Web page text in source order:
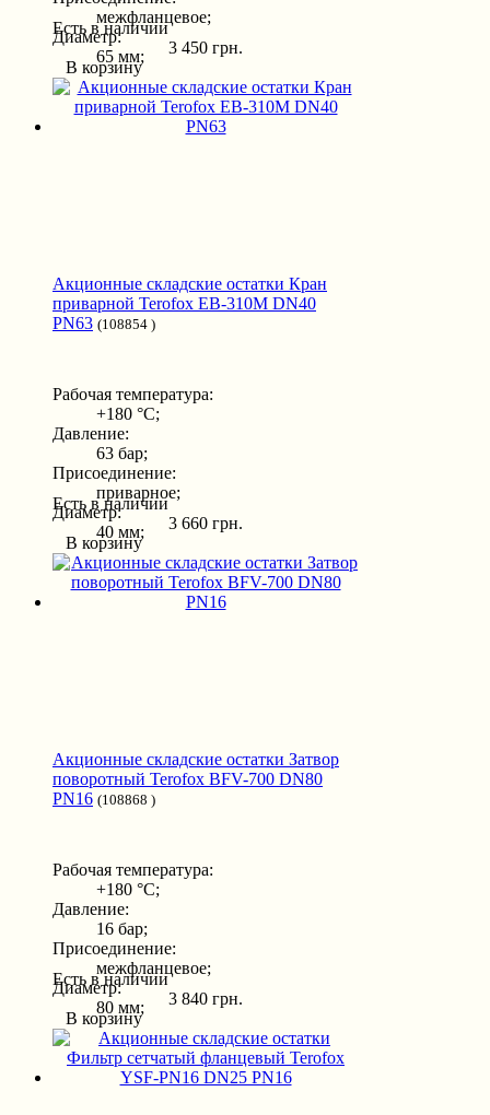
межфланцевое;
Диаметр:
65 мм;
Есть в наличии
3 450 грн.
В корзину
Акционные складские остатки Кран
приварной Terofox EB-310M DN40
PN63 (108854 )
Рабочая температура:
+180 °С;
Давление:
63 бар;
Присоединение:
приварное;
Диаметр:
40 мм;
Есть в наличии
3 660 грн.
В корзину
Акционные складские остатки Затвор
поворотный Terofox BFV-700 DN80
PN16 (108868 )
Рабочая температура:
+180 °С;
Давление:
16 бар;
Присоединение:
межфланцевое;
Диаметр:
80 мм;
Есть в наличии
3 840 грн.
В корзину